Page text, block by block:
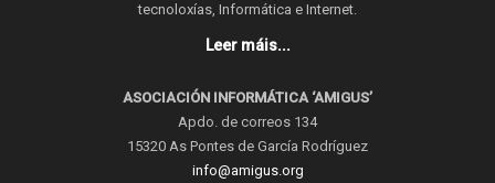
tecnoloxías, Informática e Internet.
Leer máis...
ASOCIACIÓN INFORMÁTICA ‘AMIGUS’
Apdo. de correos 134
15320 As Pontes de García Rodríguez
info@amigus.org